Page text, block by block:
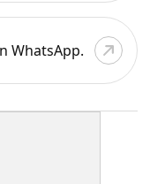
WhatsApp.